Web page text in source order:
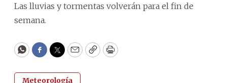
Las lluvias y tormentas volverán para el fin de
semana.
WhatsApp
Facebook
Twitter
EmailCopyPrint
Meteorología